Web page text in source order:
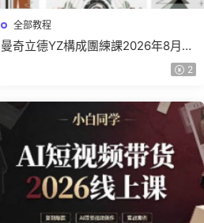
全部教程
曼奇立德YZ構成團練課2026年8月已
2